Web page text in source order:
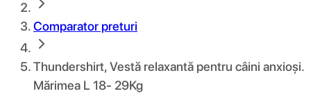
Comparator preturi
Thundershirt, Vestă relaxantă pentru câini anxioși.
Mărimea L 18- 29Kg